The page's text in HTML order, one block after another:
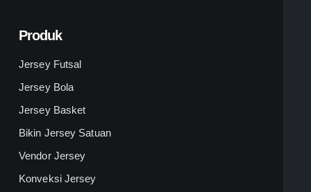
Produk
Jersey Futsal
Jersey Bola
Jersey Basket
Bikin Jersey Satuan
Vendor Jersey
Konveksi Jersey